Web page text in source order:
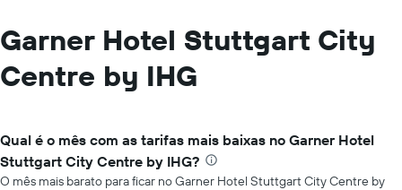
Garner Hotel Stuttgart City
Centre by IHG
Qual é o mês com as tarifas mais baixas no Garner Hotel
Stuttgart City Centre by IHG?
O mês mais barato para ficar no Garner Hotel Stuttgart City Centre by